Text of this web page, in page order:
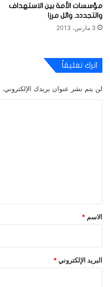
مؤسسات الأمة بين الاستهداف
والتجددد. وائل مرزا
3 مارس، 2013
اترك تعليقاً
لن يتم نشر عنوان بريدك الإلكتروني.
*
الاسم *
البريد الإلكتروني *